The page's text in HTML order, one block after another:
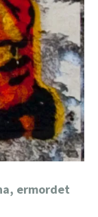
ermordet